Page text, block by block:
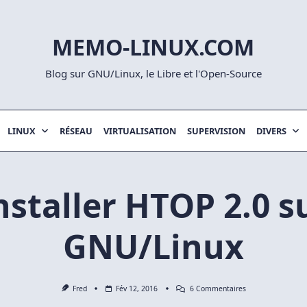
MEMO-LINUX.COM
Blog sur GNU/Linux, le Libre et l'Open-Source
LINUX RÉSEAU VIRTUALISATION SUPERVISION DIVERS
HTOP 2.0
GNU/Linux
Fred Fév 12, 2016 6 CommentairesSur